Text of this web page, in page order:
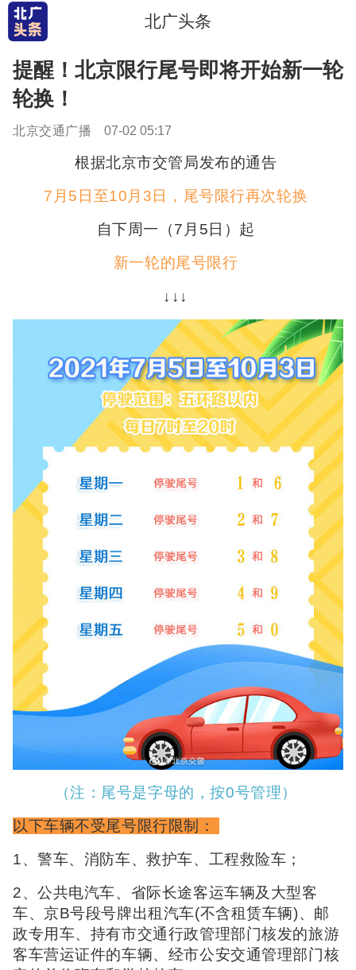
北广头条
提醒！北京限行尾号即将开始新一轮
轮换！
北京交通广播 07-02 05:17
根据北京市交管局发布的通告
7月5日至10月3日，尾号限行再次轮换
自下周一（7月5日）起
新一轮的尾号限行
↓↓↓
（注：尾号是字母的，按0号管理）
以下车辆不受尾号限行限制：
1、警车、消防车、救护车、工程救险车；
2、公共电汽车、省际长途客运车辆及大型客
车、京B号段号牌出租汽车(不含租赁车辆)、邮
政专用车、持有市交通行政管理部门核发的旅游
客车营运证件的车辆、经市公安交通管理部门核